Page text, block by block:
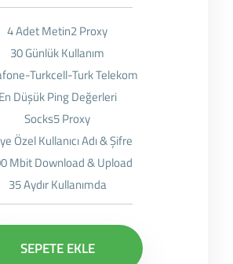
4 Adet Metin2 Proxy
30 Günlük Kullanım
Turkcell-Turk Telekom
En Düşük Ping Değerleri
Socks5 Proxy
Özel Kullanıcı Adı & Şifre
Mbit Download & Upload
35 Aydır Kullanımda
SEPETE EKLE